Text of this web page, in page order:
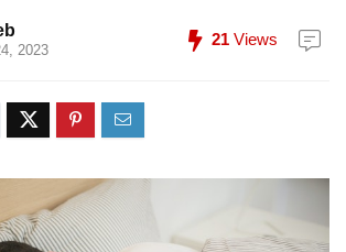
2023
21 Views